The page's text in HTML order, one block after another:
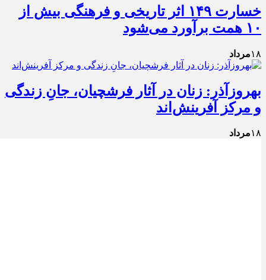
خسارت ۱۴۹ اثر تاریخی و فرهنگی بیش از
۱۰ همت برآورد می‌شود
۱۸مرداد
بهروزآذر: زنان در آثار فرشچیان، جانِ زندگی
و مرکز آفرینش‌اند
۱۸مرداد